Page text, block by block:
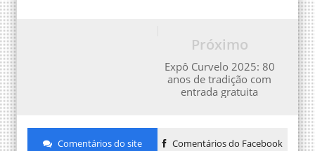
Próximo
Expô Curvelo 2025: 80
anos de tradição com
entrada gratuita
Comentários do site Comentários do Facebook